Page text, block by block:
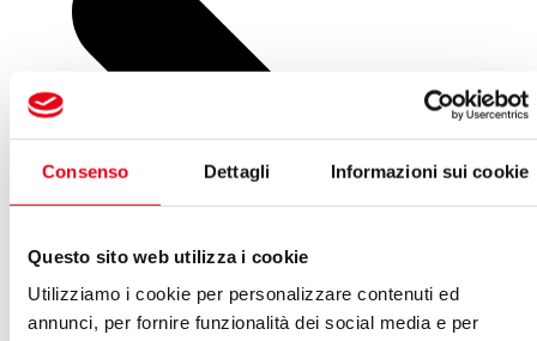
Consenso Dettagli Informazioni sui cookie
Questo sito web utilizza i cookie
Utilizziamo i cookie per personalizzare contenuti ed
annunci, per fornire funzionalità dei social media e per